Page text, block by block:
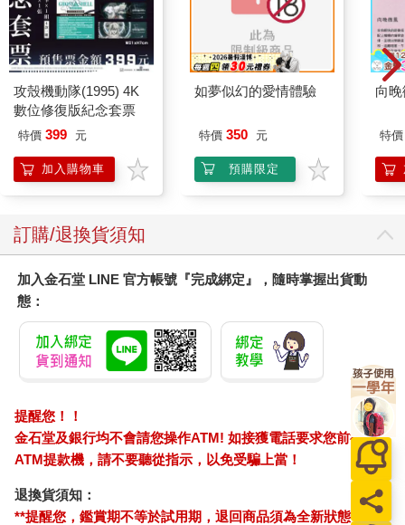
攻殼機動隊(1995) 4K
數位修復版紀念套票
特價 399 元
加入購物車
如夢似幻的愛情體驗
特價 350 元
預購限定
向
特價
訂購/退換貨須知
加入金石堂 LINE 官方帳號『完成綁定』，隨時掌握出貨動
態：
提醒您！！
金石堂及銀行均不會請您操作ATM! 如接獲電話要求您前往
ATM提款機，請不要聽從指示，以免受騙上當！
退換貨須知：
**提醒您，鑑賞期不等於試用期，退回商品須為全新狀態**